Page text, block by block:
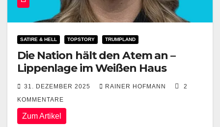
SATIRE & HELL TOPSTORY TRUMPLAND
Die Nation hält den Atem an –
Lippenlage im Weißen Haus
31. DEZEMBER 2025 RAINER HOFMANN
2
KOMMENTARE
Zum Artikel